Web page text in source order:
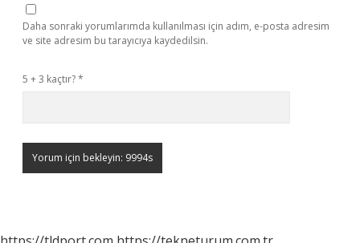
Daha sonraki yorumlarımda kullanılması için adım, e-posta adresim
ve site adresim bu tarayıcıya kaydedilsin.
5 + 3 kaçtır?*